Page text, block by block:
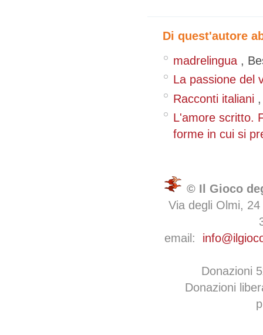
Di quest'autore
madrelingua ,
La passione del
Racconti italiani
L'amore scritto.
forme in cui si
© Il Gioco
Via degli Olmi,
email:
Donazioni
Donazioni